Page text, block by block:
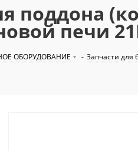
поддона
печи
ОБОРУДОВАНИЕ - Запчасти для